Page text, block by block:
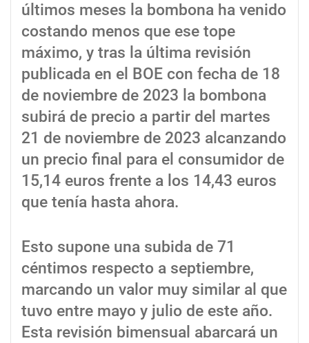
últimos meses la bombona ha venido
costando menos que ese tope
máximo, y tras la última revisión
publicada en el BOE con fecha de 18
de noviembre de 2023 la bombona
subirá de precio a partir del martes
21 de noviembre de 2023 alcanzando
un precio final para el consumidor de
15,14 euros frente a los 14,43 euros
que tenía hasta ahora.
Esto supone una subida de 71
céntimos respecto a septiembre,
marcando un valor muy similar al que
tuvo entre mayo y julio de este año.
Esta revisión bimensual abarcará un